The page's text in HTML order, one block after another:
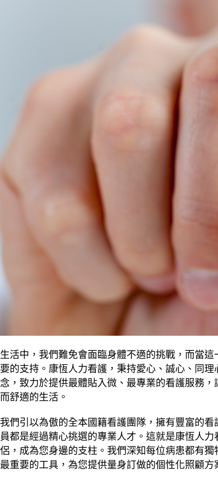
生活中，我們難免會面臨身體不適的挑戰，而當
要的支持。康恆人力看護，秉持愛心、誠心、同
念，致力於提供最體貼入微、最專業的看護服務
而舒適的生活。
我們引以為傲的全本國籍看護團隊，擁有豐富的
員都是經過精心挑選的專業人才。這就是康恆人
侶，成為您身邊的支柱。我們深知每位病患都有
最重要的工具，為您提供量身訂做的個性化照顧方